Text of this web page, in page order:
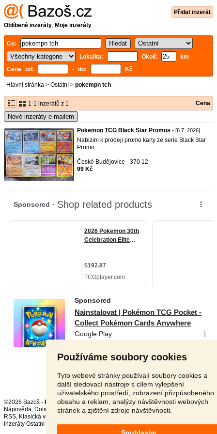
Používáme soubory cookies
Tyto webové stránky používají soubory cookies a
další sledovací nástroje s cílem vylepšení
uživatelského prostředí, zobrazení přizpůsobeného
obsahu a reklam, analýzy návštěvnosti webových
stránek a zjištění zdroje návštěvnosti.
Souhlasím
Přidat inzerát
Oblíbené inzeráty, Moje inzeráty
Co:
Lokalita:
Okolí:
km
Cena od:
- do: Kč
Hlavní stránka > Ostatní > pokempn tch
1-1 inzerátů z 1 Cena
Nové inzeráty e-mailem
Pokemon TCG Black Star Promos - [8.7. 2026]
Nabizim k prodeji promo karty ze serie Black Star
Promo ...
České Budějovice - 370 12
99 Kč
©2026 Bazoš -
Inzerce, Bazar
Nápověda, Dotazy Hodnocení, Kontakt, Reklama,Podmínky,Ochrana údajů
RSS,
Inzeráty Ostatní celkem:150909, za 24 hodin:3252